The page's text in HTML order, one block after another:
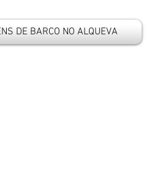
DE BARCO NO ALQUEVA